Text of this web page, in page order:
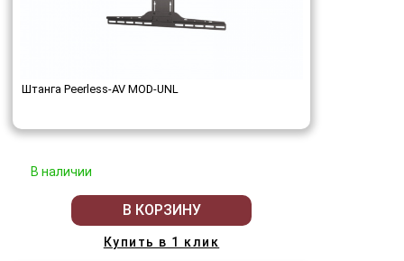
Штанга Peerless-AV MOD-UNL
В наличии
В КОРЗИНУ
Купить в 1 клик